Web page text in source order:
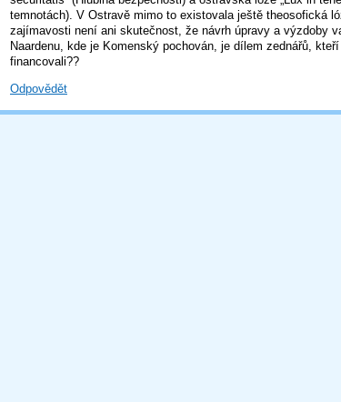
temnotách). V Ostravě mimo to existovala ještě theosofická
zajímavosti není ani skutečnost, že návrh úpravy a výzdoby
Naardenu, kde je Komenský pochován, je dílem zednářů,
financovali??
Odpovědět